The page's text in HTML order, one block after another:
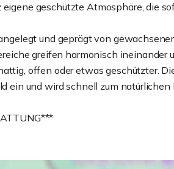
geschützte Atmosphäre, die
und geprägt von
greifen harmonisch ineinander
offen oder etwas geschützter.
ein und wird schnell zum